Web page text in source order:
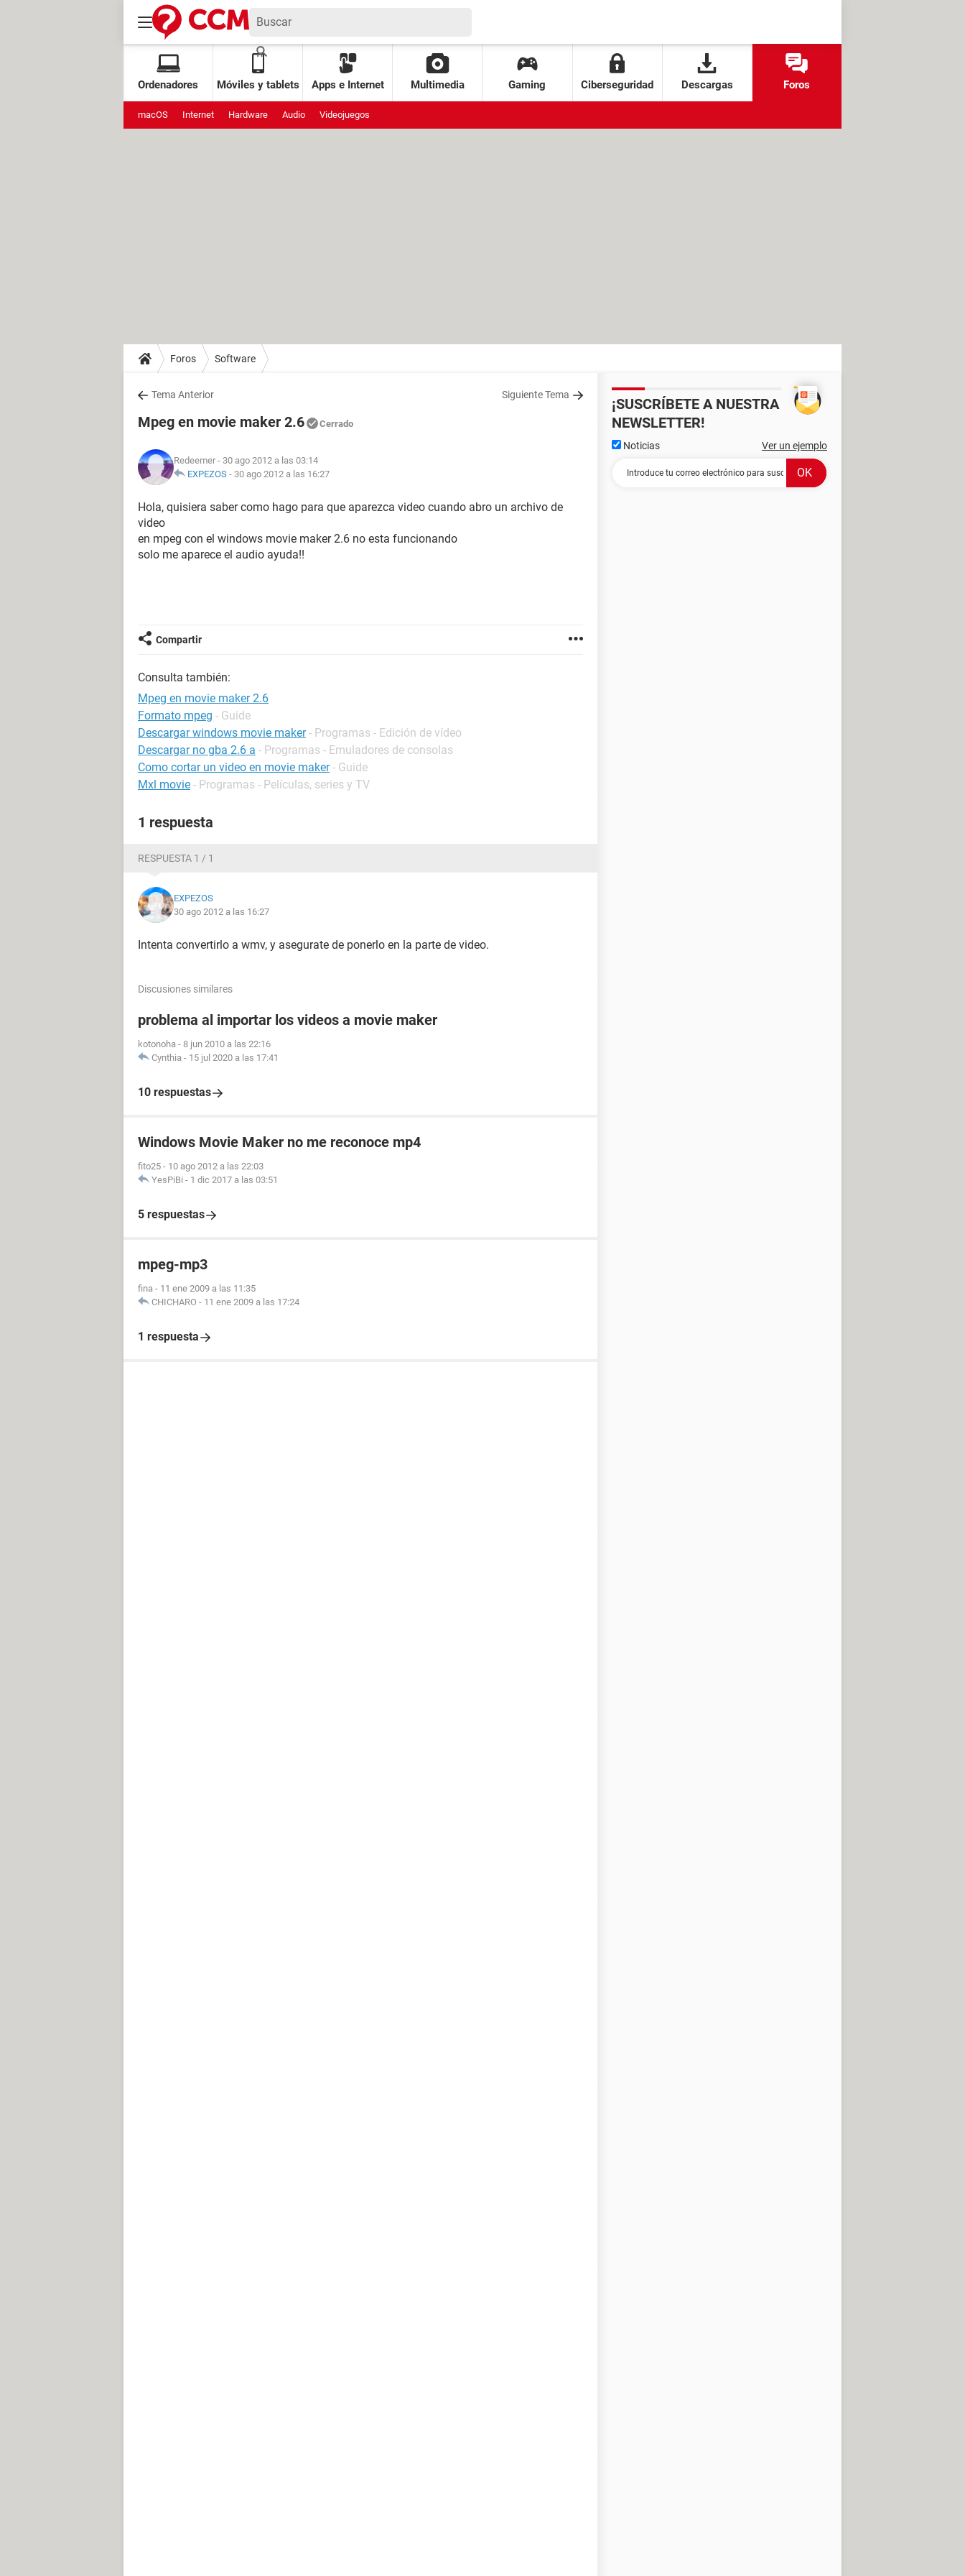
Ordenadores Móviles y tablets Apps e Internet Multimedia Gaming Ciberseguridad Descargas Foros
macOS Internet Hardware Audio Videojuegos
Foros Software
Tema Anterior Siguiente Tema
Mpeg en movie maker 2.6 Cerrado
Redeemer - 30 ago 2012 a las 03:14
EXPEZOS - 30 ago 2012 a las 16:27
Hola, quisiera saber como hago para que aparezca video cuando abro un archivo de
video
en mpeg con el windows movie maker 2.6 no esta funcionando
solo me aparece el audio ayuda!!
Compartir
Consulta también:
Mpeg en movie maker 2.6
Formato mpeg - Guide
Descargar windows movie maker - Programas - Edición de vídeo
Descargar no gba 2.6 a - Programas - Emuladores de consolas
Como cortar un video en movie maker - Guide
Mxl movie - Programas - Películas, series y TV
1 respuesta
RESPUESTA 1 / 1
EXPEZOS
30 ago 2012 a las 16:27
Intenta convertirlo a wmv, y asegurate de ponerlo en la parte de video.
Discusiones similares
problema al importar los videos a movie maker
kotonoha - 8 jun 2010 a las 22:16
Cynthia - 15 jul 2020 a las 17:41
10 respuestas
Windows Movie Maker no me reconoce mp4
fito25 - 10 ago 2012 a las 22:03
YesPiBi - 1 dic 2017 a las 03:51
5 respuestas
mpeg-mp3
fina - 11 ene 2009 a las 11:35
CHICHARO - 11 ene 2009 a las 17:24
1 respuesta
¡SUSCRÍBETE A NUESTRA
NEWSLETTER!
Noticias Ver un ejemplo